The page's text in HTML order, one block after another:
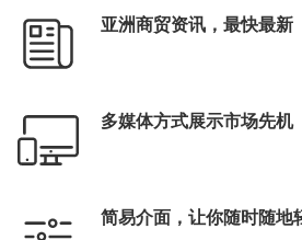
亚洲商贸资讯，最快最新
多媒体方式展示市场先机
简易介面，让你随时随地